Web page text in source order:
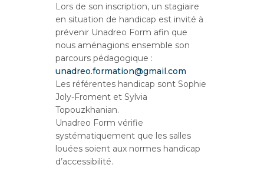
Lors de son inscription, un stagiaire
en situation de handicap est invité à
prévenir Unadreo Form afin que
nous aménagions ensemble son
parcours pédagogique :
unadreo.formation@gmail.com
Les référentes handicap sont Sophie
Joly-Froment et Sylvia
Topouzkhanian.
Unadreo Form vérifie
systématiquement que les salles
louées soient aux normes handicap
d’accessibilité.